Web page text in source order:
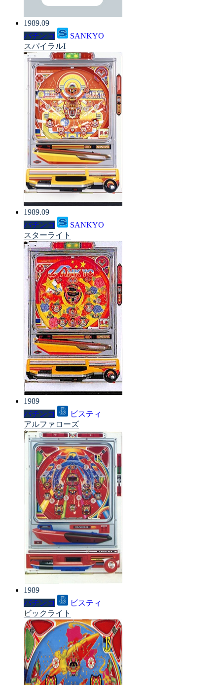
1989.09
パチンコ
SANKYO
スパイラルI
1989.09
パチンコ
SANKYO
スターライト
1989
パチンコ
ビスティ
アルファローズ
1989
パチンコ
ビスティ
ビックライト